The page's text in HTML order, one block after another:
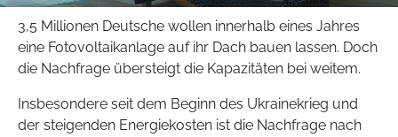
3,5 Millionen Deutsche wollen innerhalb eines Jahres
eine Fotovoltaikanlage auf ihr Dach bauen lassen. Doch
die Nachfrage übersteigt die Kapazitäten bei weitem.
Insbesondere seit dem Beginn des Ukrainekrieg und
der steigenden Energiekosten ist die Nachfrage nach